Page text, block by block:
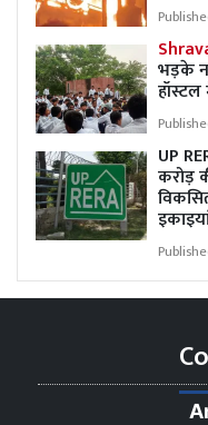
भड़के
हॉस्टल
UP
करोड़